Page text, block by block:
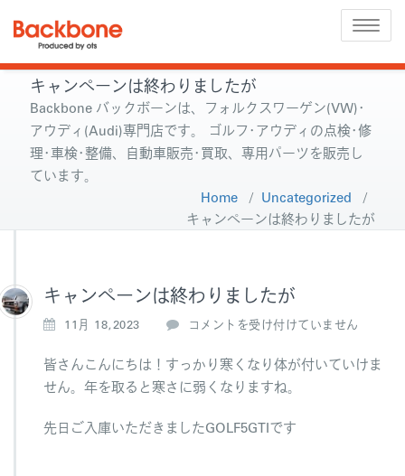
Toggle
キャンペーンは終わりましたが
Backbone バックボーンは、フォルクスワーゲン(VW)･
アウディ(Audi)専門店です。 ゴルフ･アウディの点検･修
理･車検･整備、自動車販売･買取、専用パーツを販売し
ています。
Home / Uncategorized /
キャンペーンは終わりましたが
キャンペーンは終わりましたが
11月 18,2023
キ
ン
ペ
ー
は
コメントを受け付けていません
皆さんこんにちは！すっかり寒くなり体が付いていけま
せん。年を取ると寒さに弱くなりますね。
先日ご入庫いただきましたGOLF5GTIです